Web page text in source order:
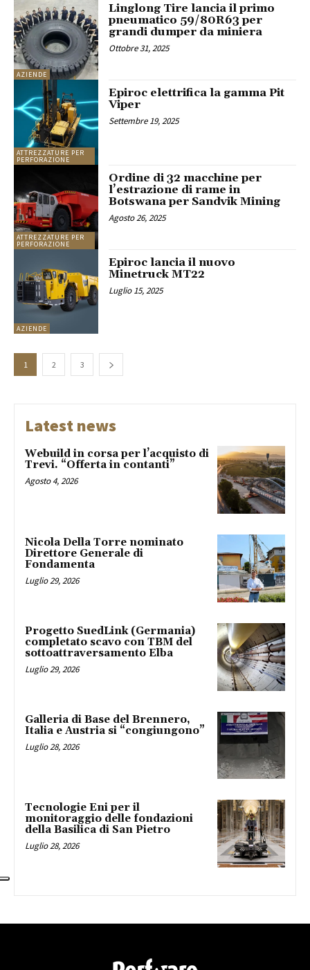
AZIENDE
Linglong Tire lancia il primo
pneumatico 59/80R63 per
grandi dumper da miniera
Ottobre 31, 2025
ATTREZZATURE PER
PERFORAZIONE
Epiroc elettrifica la gamma Pit
Viper
Settembre 19, 2025
ATTREZZATURE PER
PERFORAZIONE
Ordine di 32 macchine per
l’estrazione di rame in
Botswana per Sandvik Mining
Agosto 26, 2025
AZIENDE
Epiroc lancia il nuovo
Minetruck MT22
Luglio 15, 2025
1 2 3
Latest news
Webuild in corsa per l’acquisto di
Trevi. “Offerta in contanti”
Agosto 4, 2026
Nicola Della Torre nominato
Direttore Generale di
Fondamenta
Luglio 29, 2026
Progetto SuedLink (Germania)
completato scavo con TBM del
sottoattraversamento Elba
Luglio 29, 2026
Galleria di Base del Brennero,
Italia e Austria si “congiungono”
Luglio 28, 2026
Tecnologie Eni per il
monitoraggio delle fondazioni
della Basilica di San Pietro
Luglio 28, 2026